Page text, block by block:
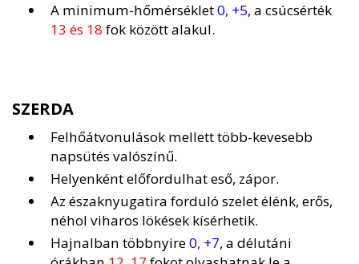
A minimum-hőmérséklet0, +5, a csúcsérték
13 és 18 fok között alakul.
SZERDA
Felhőátvonulások mellett több-kevesebb
napsütés valószínű.
Helyenként előfordulhat eső, zápor.
Az északnyugatira forduló szelet élénk, erős,
néhol viharos lökések kísérhetik.
Hajnalban többnyire0, +7, a délutáni